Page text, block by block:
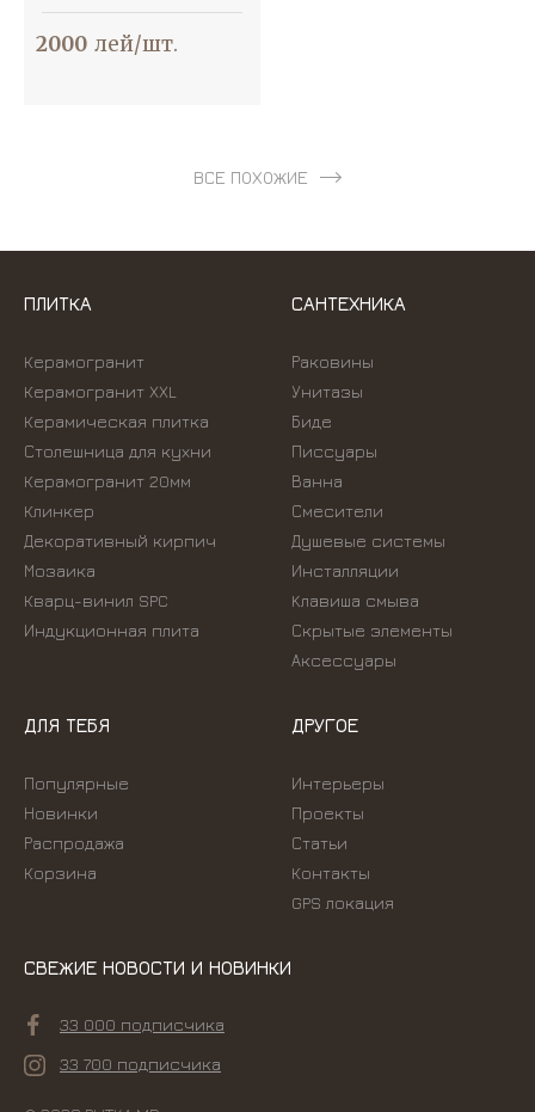
2000 лей/шт.
ВСЕ ПОХОЖИЕ
ПЛИТКА
Керамогранит
Керамогранит XXL
Керамическая плитка
Столешница для кухни
Керамогранит 20мм
Клинкер
Декоративный кирпич
Мозаика
Кварц-винил SPC
Индукционная плита
САНТЕХНИКА
Раковины
Унитазы
Биде
Писсуары
Ванна
Смесители
Душевые системы
Инсталляции
Kлавиша смыва
Скрытые элементы
Аксессуары
ДЛЯ ТЕБЯ
Популярные
Новинки
Распродажа
Корзина
ДРУГОЕ
Интерьеры
Проекты
Статьи
Контакты
GPS локация
СВЕЖИЕ НОВОСТИ И НОВИНКИ
33 000 подписчика
33 700 подписчика